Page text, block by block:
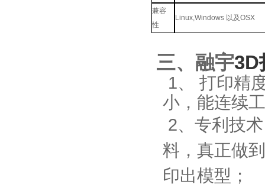
兼容
性
Linux,Windows 以及OSX
三、融宇3D
1、打印精
小，能连续
2、专利技
料，真正做
印出模型；